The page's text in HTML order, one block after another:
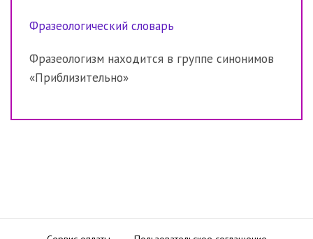
Фразеологический словарь
Фразеологизм находится в группе синонимов
«Приблизительно»